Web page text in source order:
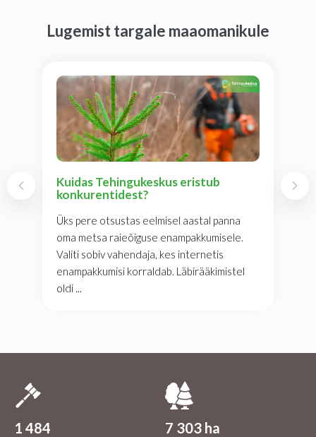
Lugemist targale maaomanikule
Kuidas Tehingukeskus eristub
konkurentidest?
Üks pere otsustas eelmisel aastal panna
oma metsa raieõiguse enampakkumisele.
Valiti sobiv vahendaja, kes internetis
enampakkumisi korraldab. Läbirääkimistel
oldi ...
1 484 7 303 ha